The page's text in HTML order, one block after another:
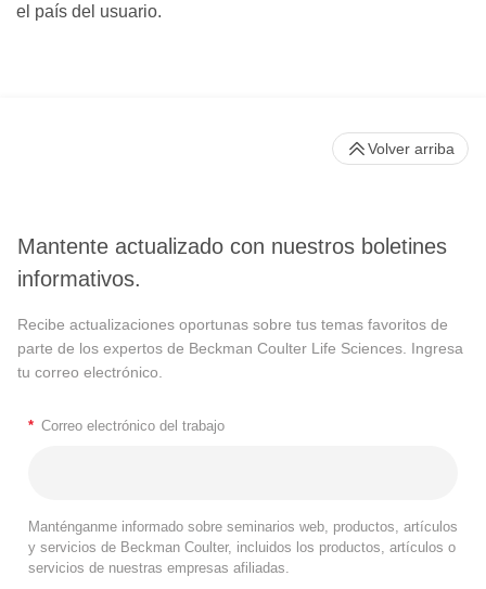
el país del usuario.
Mantente actualizado con nuestros boletines
informativos.
Recibe actualizaciones oportunas sobre tus temas favoritos de
parte de los expertos de Beckman Coulter Life Sciences. Ingresa
tu correo electrónico.
* Correo electrónico del trabajo
Manténganme informado sobre seminarios web, productos, artículos
y servicios de Beckman Coulter, incluidos los productos, artículos o
servicios de nuestras empresas afiliadas.
Volver arriba